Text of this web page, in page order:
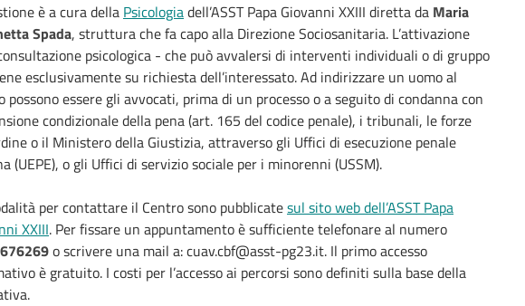
è a cura della Psicologiadell’ASST Papa Giovanni XXIII diretta da Maria
Spada, struttura che fa capo alla Direzione Sociosanitaria. L’attivazione
psicologica - che può avvalersi di interventi individuali o di gruppo
esclusivamente su richiesta dell’interessato. Ad indirizzare un uomo al
possono essere gli avvocati, prima di un processo o a seguito di condanna con
condizionale della pena (art. 165 del codice penale), i tribunali, le forze
o il Ministero della Giustizia, attraverso gli Uffici di esecuzione penale
(UEPE), o gli Uffici di servizio sociale per i minorenni (USSM).
per contattare il Centro sono pubblicatesul sito web dell’ASST Papa
XXIII. Per fissare un appuntamento è sufficiente telefonare al numero
o scrivere una mail a: cuav.cbf@asst-pg23.it. Il primo accesso
è gratuito. I costi per l’accesso ai percorsi sono definiti sulla base della